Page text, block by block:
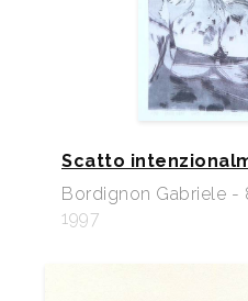
Scatto
Bordignon Gabriele -
1997